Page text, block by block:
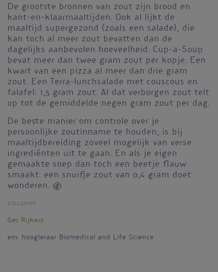
De grootste bronnen van zout zijn brood en
kant-en-klaarmaaltijden. Ook al lijkt de
maaltijd supergezond (zoals een salade), die
kan toch al meer zout bevatten dan de
dagelijks aanbevolen hoeveelheid. Cup-a-Soup
bevat meer dan twee gram zout per kopje. Een
kwart van een pizza al meer dan drie gram
zout. Een Terra-lunchsalade met couscous en
falafel: 1,5 gram zout. Al dat verborgen zout telt
op tot de gemiddelde negen gram zout per dag.
De beste manier om controle over je
persoonlijke zoutinname te houden, is bij
maaltijdbereiding zoveel mogelijk van verse
ingrediënten uit te gaan. En als je eigen
gemaakte soep dan toch een beetje flauw
smaakt: een snuifje zout van 0,4 gram doet
wonderen. 
Column
Ger Rijkers
em. hoogleraar Biomedical and Life Science